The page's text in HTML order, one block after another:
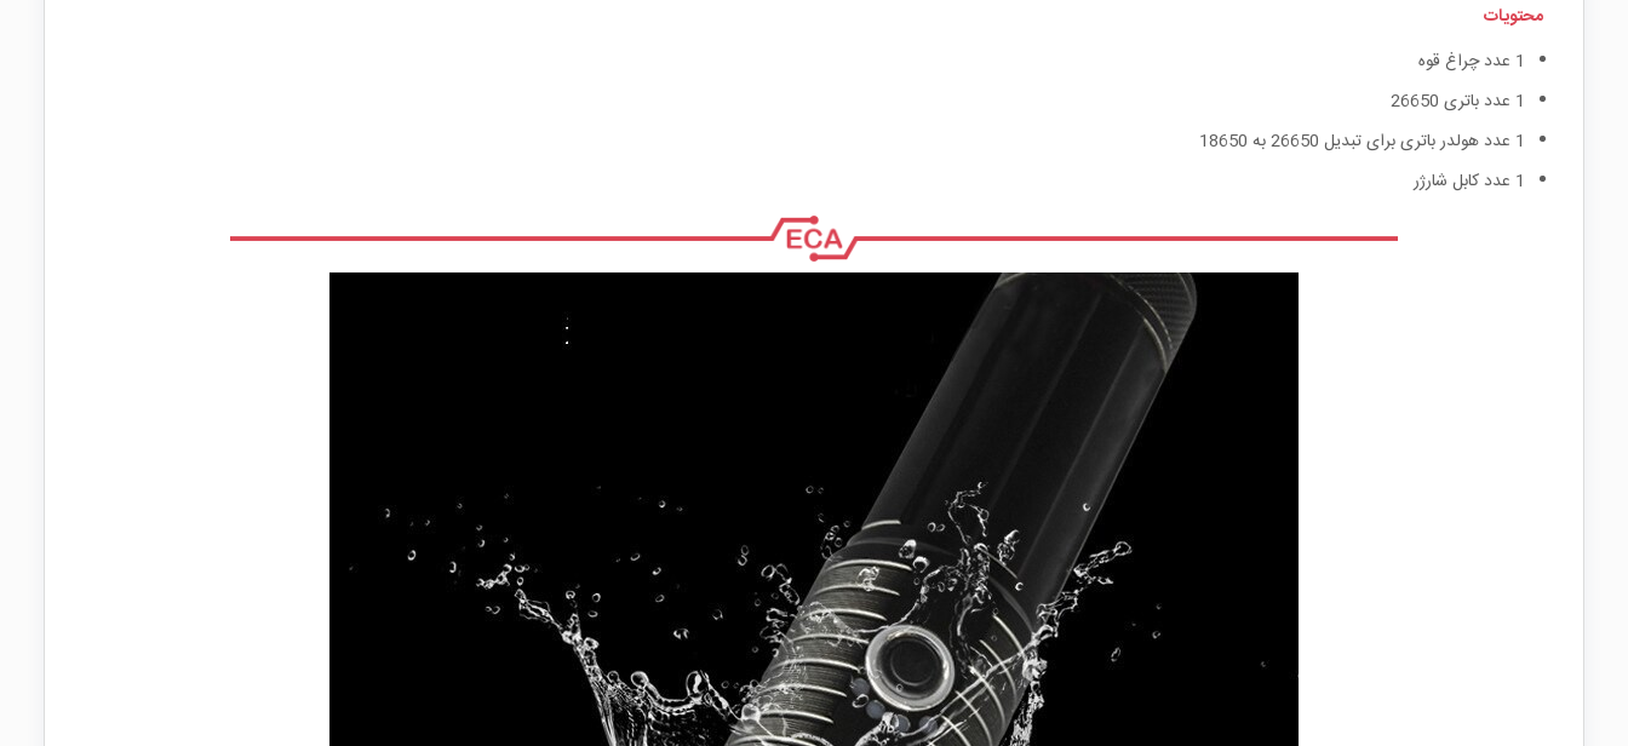
محتویات
1 عدد چراغ قوه
1 عدد باتری 26650
1 عدد هولدر باتری برای تبدیل 26650 به 18650
1 عدد کابل شارژر